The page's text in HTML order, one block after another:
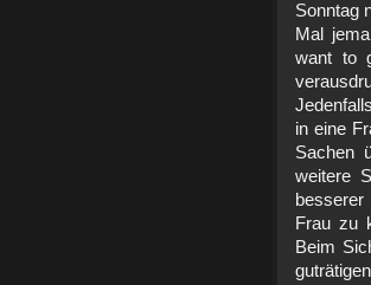
Sonntag
Mal
want to
in eine
Sachen
weitere
Frau zu
Beim